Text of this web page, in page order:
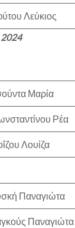
Λεύκιος
Μαρία
Ρέα
Λουίζα
Παναγιώτα
Παναγιώτα